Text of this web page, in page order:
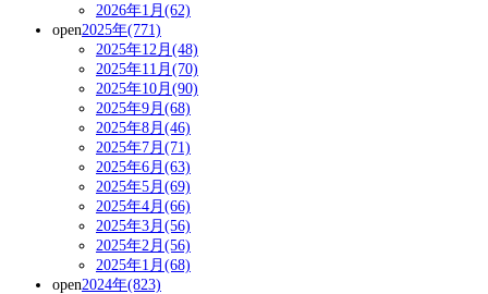
2026年1月(62)
open2025年(771)
2025年12月(48)
2025年11月(70)
2025年10月(90)
2025年9月(68)
2025年8月(46)
2025年7月(71)
2025年6月(63)
2025年5月(69)
2025年4月(66)
2025年3月(56)
2025年2月(56)
2025年1月(68)
open2024年(823)